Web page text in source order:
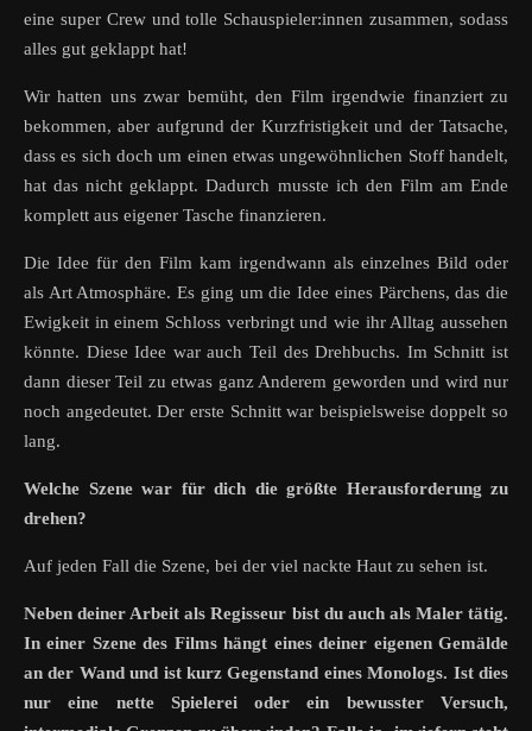
eine super Crew und tolle Schauspieler:innen zusammen, sodass
alles gut geklappt hat!
Wir hatten uns zwar bemüht, den Film irgendwie finanziert zu
bekommen, aber aufgrund der Kurzfristigkeit und der Tatsache,
dass es sich doch um einen etwas ungewöhnlichen Stoff handelt,
hat das nicht geklappt. Dadurch musste ich den Film am Ende
komplett aus eigener Tasche finanzieren.
Die Idee für den Film kam irgendwann als einzelnes Bild oder
als Art Atmosphäre. Es ging um die Idee eines Pärchens, das die
Ewigkeit in einem Schloss verbringt und wie ihr Alltag aussehen
könnte. Diese Idee war auch Teil des Drehbuchs. Im Schnitt ist
dann dieser Teil zu etwas ganz Anderem geworden und wird nur
noch angedeutet. Der erste Schnitt war beispielsweise doppelt so
lang.
Welche Szene war für dich die größte Herausforderung zu
drehen?
Auf jeden Fall die Szene, bei der viel nackte Haut zu sehen ist.
Neben deiner Arbeit als Regisseur bist du auch als Maler tätig.
In einer Szene des Films hängt eines deiner eigenen Gemälde
an der Wand und ist kurz Gegenstand eines Monologs. Ist dies
nur eine nette Spielerei oder ein bewusster Versuch,